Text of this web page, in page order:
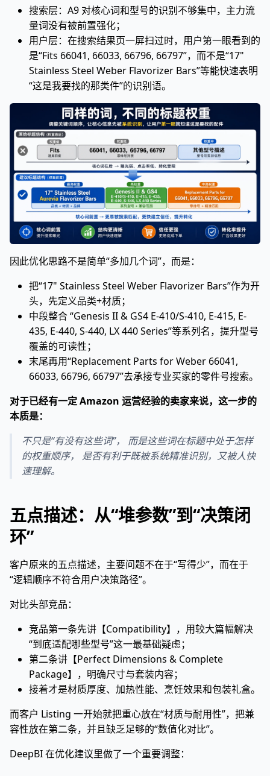
搜索层：A9 对核心词和型号的识别不够集中，主力流
量词没有被前置强化；
用户层：在搜索结果页一屏扫过时，用户第一眼看到的
是“Fits 66041, 66033, 66796, 66797”，而不是“17"
Stainless Steel Weber Flavorizer Bars”等能快速表明
“这是我要找的那类件”的识别语。
因此优化思路不是简单“多加几个词”，而是：
把“17" Stainless Steel Weber Flavorizer Bars”作为开
头，先定义品类+材质；
中段整合 “Genesis II & GS4 E-410/S-410, E-415, E-
435, E-440, S-440, LX 440 Series”等系列名，提升型号
覆盖的可读性；
末尾再用“Replacement Parts for Weber 66041,
66033, 66796, 66797”去承接专业买家的零件号搜索。
对于已经有一定 Amazon 运营经验的卖家来说，这一步的
本质是：
不只是“有没有这些词”， 而是这些词在标题中处于怎样
的权重顺序， 是否有利于既被系统精准识别，又被人快
速理解。
五点描述：从“堆参数”到“决策闭
环”
客户原来的五点描述，主要问题不在于“写得少”，而在于
“逻辑顺序不符合用户决策路径”。
对比头部竞品：
竞品第一条先讲【Compatibility】，用较大篇幅解决
“到底适配哪些型号”这一最基础疑虑；
第二条讲【Perfect Dimensions & Complete
Package】，明确尺寸与套装内容；
接着才是材质厚度、加热性能、烹饪效果和包装礼盒。
而客户 Listing 一开始就把重心放在“材质与耐用性”，把兼
容性放在第二条，并且缺乏足够的“数值化对比”。
DeepBI 在优化建议里做了一个重要调整：